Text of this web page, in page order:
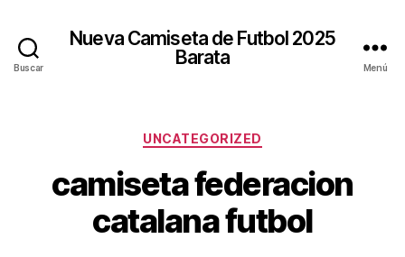
Buscar
Nueva Camiseta de Futbol 2025
Barata
Menú
Categorías
UNCATEGORIZED
camiseta federacion
catalana futbol